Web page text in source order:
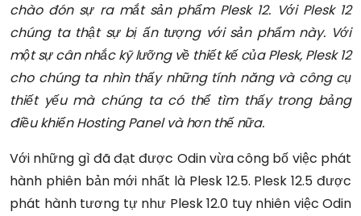
chào đón sự ra mắt sản phẩm Plesk 12. Với Plesk 12
chúng ta thật sự bị ấn tượng với sản phẩm này. Với
một sự cân nhắc kỹ lưỡng về thiết kế của Plesk, Plesk 12
cho chúng ta nhìn thấy những tính năng và công cụ
thiết yếu mà chúng ta có thể tìm thấy trong bảng
điều khiển Hosting Panel và hơn thế nữa.
Với những gì đã đạt được Odin vừa công bố việc phát
hành phiên bản mới nhất là Plesk 12.5. Plesk 12.5 được
phát hành tương tự như Plesk 12.0 tuy nhiên việc Odin